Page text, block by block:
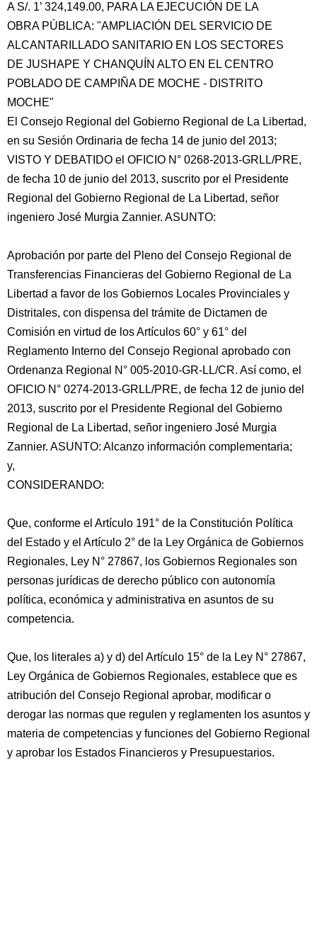
A S/. 1’ 324,149.00, PARA LA EJECUCIÓN DE LA
OBRA PÚBLICA: "AMPLIACIÓN DEL SERVICIO DE
ALCANTARILLADO SANITARIO EN LOS SECTORES
DE JUSHAPE Y CHANQUÍN ALTO EN EL CENTRO
POBLADO DE CAMPIÑA DE MOCHE - DISTRITO
MOCHE"
El Consejo Regional del Gobierno Regional de La Libertad,
en su Sesión Ordinaria de fecha 14 de junio del 2013;
VISTO Y DEBATIDO el OFICIO N° 0268-2013-GRLL/PRE,
de fecha 10 de junio del 2013, suscrito por el Presidente
Regional del Gobierno Regional de La Libertad, señor
ingeniero José Murgia Zannier. ASUNTO:
Aprobación por parte del Pleno del Consejo Regional de
Transferencias Financieras del Gobierno Regional de La
Libertad a favor de los Gobiernos Locales Provinciales y
Distritales, con dispensa del trámite de Dictamen de
Comisión en virtud de los Artículos 60° y 61° del
Reglamento Interno del Consejo Regional aprobado con
Ordenanza Regional N° 005-2010-GR-LL/CR. Así como, el
OFICIO N° 0274-2013-GRLL/PRE, de fecha 12 de junio del
2013, suscrito por el Presidente Regional del Gobierno
Regional de La Libertad, señor ingeniero José Murgia
Zannier. ASUNTO: Alcanzo información complementaria;
y,
CONSIDERANDO:
Que, conforme el Artículo 191° de la Constitución Política
del Estado y el Artículo 2° de la Ley Orgánica de Gobiernos
Regionales, Ley N° 27867, los Gobiernos Regionales son
personas jurídicas de derecho público con autonomía
política, económica y administrativa en asuntos de su
competencia.
Que, los literales a) y d) del Artículo 15° de la Ley N° 27867,
Ley Orgánica de Gobiernos Regionales, establece que es
atribución del Consejo Regional aprobar, modificar o
derogar las normas que regulen y reglamenten los asuntos y
materia de competencias y funciones del Gobierno Regional
y aprobar los Estados Financieros y Presupuestarios.